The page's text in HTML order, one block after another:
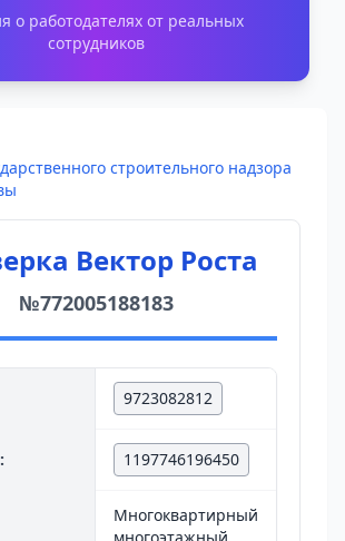
о работодателях от реальных
сотрудников
строительного надзора
Вектор Роста
№772005188183
9723082812
1197746196450
Многоквартирный